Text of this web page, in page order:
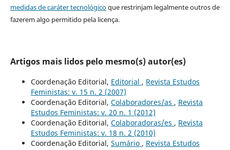
medidas de caráter tecnológicoque restrinjam legalmente outros de
fazerem algo permitido pela licença.
Artigos mais lidos pelo mesmo(s) autor(es)
Coordenação Editorial, Editorial , Revista Estudos
Feministas: v. 15 n. 2 (2007)
Coordenação Editorial, Colaboradores/as , Revista
Estudos Feministas: v. 20 n. 1 (2012)
Coordenação Editorial, Colaboradoras/es , Revista
Estudos Feministas: v. 18 n. 2 (2010)
Coordenação Editorial, Sumário , Revista Estudos